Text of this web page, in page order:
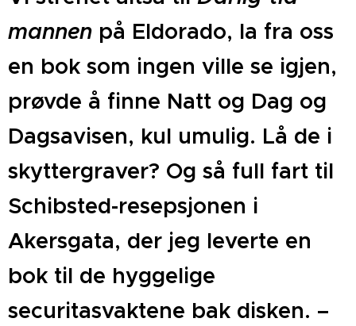
mannen på Eldorado, la fra oss
en bok som ingen ville se igjen,
prøvde å finne Natt og Dag og
Dagsavisen, kul umulig. Lå de i
skyttergraver? Og så full fart til
Schibsted-resepsjonen i
Akersgata, der jeg leverte en
bok til de hyggelige
securitasvaktene bak disken. –